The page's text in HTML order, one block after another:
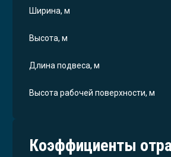
Ширина, м
Высота, м
Длина подвеса, м
Высота рабочей поверхности, м
Коэффициенты